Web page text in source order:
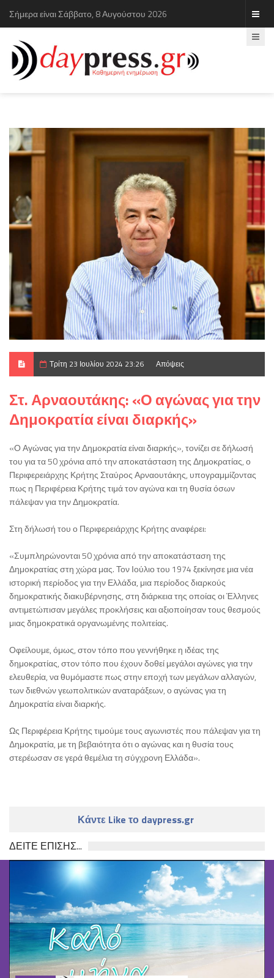
Σήμερα είναι Σάββατο, 8 Αυγούστου 2026
Τρίτη 23 Ιουλίου 2024 23:26 Απόψεις
Στ. Αρναουτάκης: «Ο αγώνας για την
Δημοκρατία είναι διαρκής»
«Ο Αγώνας για την Δημοκρατία είναι διαρκής», τονίζει σε δήλωσή
του για τα 50 χρόνια από την αποκατάσταση της Δημοκρατίας, ο
Περιφερειάρχης Κρήτης Σταύρος Αρναουτάκης, υπογραμμίζοντας
πως η Περιφέρεια Κρήτης τιμά τον αγώνα και τη θυσία όσων
πάλεψαν για την Δημοκρατία.
Στη δήλωσή του ο Περιφερειάρχης Κρήτης αναφέρει:
«Συμπληρώνονται 50 χρόνια από την αποκατάσταση της
Δημοκρατίας στη χώρα μας. Τον Ιούλιο του 1974 ξεκίνησε μια νέα
ιστορική περίοδος για την Ελλάδα, μια περίοδος διαρκούς
δημοκρατικής διακυβέρνησης, στη διάρκεια της οποίας οι Έλληνες
αντιμετώπισαν μεγάλες προκλήσεις και αξιοποίησαν τους θεσμούς
μιας δημοκρατικά οργανωμένης πολιτείας.
Οφείλουμε, όμως, στον τόπο που γεννήθηκε η ιδέας της
δημοκρατίας, στον τόπο που έχουν δοθεί μεγάλοι αγώνες για την
ελευθερία, να θυμόμαστε πως στην εποχή των μεγάλων αλλαγών,
των διεθνών γεωπολιτικών αναταράξεων, ο αγώνας για τη
Δημοκρατία είναι διαρκής.
Ως Περιφέρεια Κρήτης τιμούμε τους αγωνιστές που πάλεψαν για τη
Δημοκρατία, με τη βεβαιότητα ότι ο αγώνας και η θυσία τους
στερέωσαν σε γερά θεμέλια τη σύγχρονη Ελλάδα».
Κάντε Like το daypress.gr
ΔΕΙΤΕ ΕΠΙΣΗΣ...